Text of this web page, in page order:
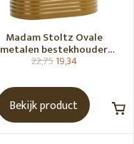
Madam Stoltz Ovale
metalen bestekhouder
Tapenade
22,7519,34
Bekijk product